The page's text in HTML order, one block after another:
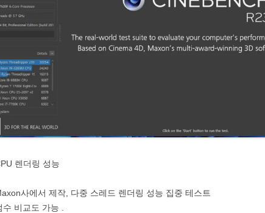
렌더링 성능
사에서 제작, 다중 스레드 렌더링 성능 집중 테스트
수 비교도 가능 .